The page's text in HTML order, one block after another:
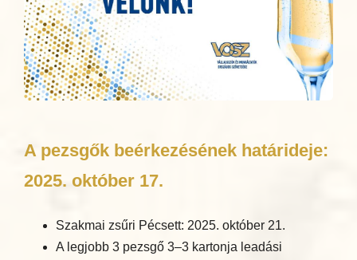
A pezsgők beérkezésének határideje:
2025. október 17.
Szakmai zsűri Pécsett: 2025. október 21.
A legjobb 3 pezsgő 3–3 kartonja leadási